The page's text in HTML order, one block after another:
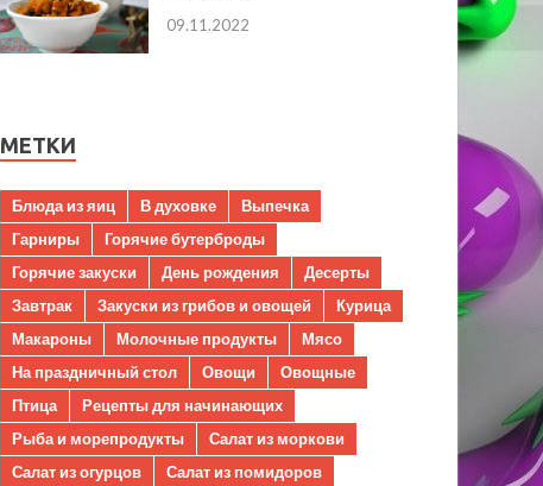
09.11.2022
МЕТКИ
Блюда из яиц В духовке
Выпечка
Гарниры
Горячие бутерброды
Горячие закуски
День рождения
Десерты
Завтрак
Закуски из грибов и овощей
Курица
Макароны
Молочные продукты
Мясо
На праздничный стол
Овощи
Овощные
Птица
Рецепты для начинающих
Рыба и морепродукты
Салат из моркови
Салат из огурцов
Салат из помидоров